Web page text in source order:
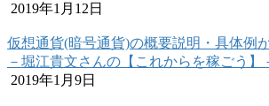
2019年1月12日
仮想通貨(暗号通貨)の概要説明・具体例
－堀江貴文さんの【これからを稼ごう】
2019年1月9日